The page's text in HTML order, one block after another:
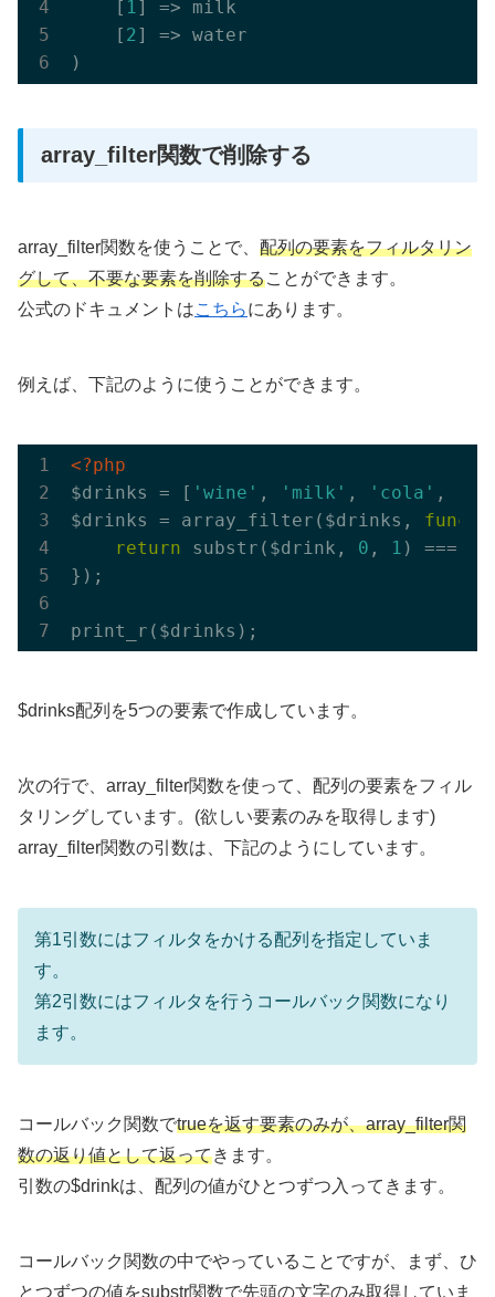
    [
1] => milk
    [
2] => water
array_filter関数で削除する
array_filter関数を使うことで、 配列の要素をフィルタリン
グして、不要な要素を削除することができます。
公式のドキュメントはこちらにあります。
例えば、下記のように使うことができます。
<?php
$drinks = [ 'wine' , 'milk' , 'cola' ,
$drinks = array_filter($drinks,
return substr($drink, 0 , 1 ) ===
});
$drinks配列を5つの要素で作成しています。
次の行で、array_filter関数を使って、配列の要素をフィル
タリングしています。(欲しい要素のみを取得します)
array_filter関数の引数は、下記のようにしています。
第1引数にはフィルタをかける配列を指定していま
す。
第2引数にはフィルタを行うコールバック関数になり
ます。
コールバック関数でtrueを返す要素のみが、array_filter関
数の返り値として返ってきます。
引数の$drinkは、配列の値がひとつずつ入ってきます。
コールバック関数の中でやっていることですが、まず、ひ
とつずつの値をsubstr関数で先頭の文字のみ取得していま